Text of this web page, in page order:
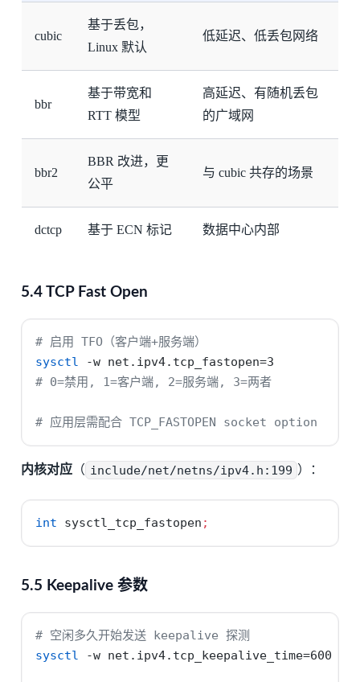
cubic
基于丢包，
Linux 默认
低延迟、低丢包网络
bbr
基于带宽和
RTT 模型
高延迟、有随机丢包
的广域网
bbr2
BBR 改进，更
公平
与 cubic 共存的场景
dctcp 基于 ECN 标记 数据中心内部
5.4 TCP Fast Open
# 启用 TFO（客户端+服务端）
sysctl
-w net.ipv4.tcp_fastopen=3
# 0=禁用, 1=客户端, 2=服务端, 3=两者
# 应用层需配合 TCP_FASTOPEN socket option
内核对应（ include/net/netns/ipv4.h:199 ）：
int sysctl_tcp_fastopen ;
5.5 Keepalive 参数
# 空闲多久开始发送 keepalive 探测
sysctl
-w